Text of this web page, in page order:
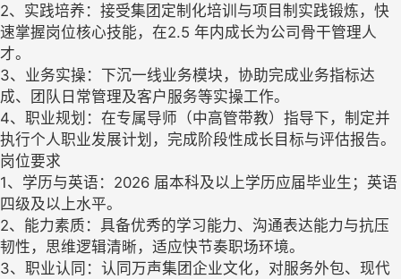
2、实践培养：接受集团定制化培训与项目制实践锻炼，快
速掌握岗位核心技能，在2.5 年内成长为公司骨干管理人
才。
3、业务实操：下沉一线业务模块，协助完成业务指标达
成、团队日常管理及客户服务等实操工作。
4、职业规划：在专属导师（中高管带教）指导下，制定并
执行个人职业发展计划，完成阶段性成长目标与评估报告。
岗位要求
1、学历与英语：2026 届本科及以上学历应届毕业生；英语
四级及以上水平。
2、能力素质：具备优秀的学习能力、沟通表达能力与抗压
韧性，思维逻辑清晰，适应快节奏职场环境。
3、职业认同：认同万声集团企业文化，对服务外包、现代